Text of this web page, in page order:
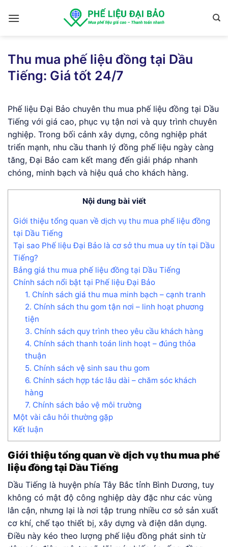
Thu mua phế liệu đồng tại Dầu
Tiếng: Giá tốt 24/7
Phế liệu Đại Bảo chuyên thu mua phế liệu đồng tại Dầu
Tiếng với giá cao, phục vụ tận nơi và quy trình chuyên
nghiệp. Trong bối cảnh xây dựng, công nghiệp phát
triển mạnh, nhu cầu thanh lý đồng phế liệu ngày càng
tăng, Đại Bảo cam kết mang đến giải pháp nhanh
chóng, minh bạch và hiệu quả cho khách hàng.
Nội dung bài viết
Giới thiệu tổng quan về dịch vụ thu mua phế liệu đồng
tại Dầu Tiếng
Tại sao Phế liệu Đại Bảo là cơ sở thu mua uy tín tại Dầu
Tiếng?
Bảng giá thu mua phế liệu đồng tại Dầu Tiếng
Chính sách nổi bật tại Phế liệu Đại Bảo
1. Chính sách giá thu mua minh bạch – cạnh tranh
2. Chính sách thu gom tận nơi – linh hoạt phương
tiện
3. Chính sách quy trình theo yêu cầu khách hàng
4. Chính sách thanh toán linh hoạt – đúng thỏa
thuận
5. Chính sách vệ sinh sau thu gom
6. Chính sách hợp tác lâu dài – chăm sóc khách
hàng
7. Chính sách bảo vệ môi trường
Một vài câu hỏi thường gặp
Kết luận
Giới thiệu tổng quan về dịch vụ thu mua phế
liệu đồng tại Dầu Tiếng
Dầu Tiếng là huyện phía Tây Bắc tỉnh Bình Dương, tuy
không có mật độ công nghiệp dày đặc như các vùng
lân cận, nhưng lại là nơi tập trung nhiều cơ sở sản xuất
cơ khí, chế tạo thiết bị, xây dựng và điện dân dụng.
Điều này kéo theo lượng phế liệu đồng phát sinh từ